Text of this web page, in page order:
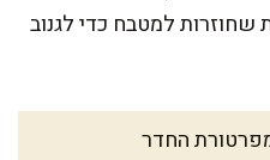
למטבח כדי לגנוב